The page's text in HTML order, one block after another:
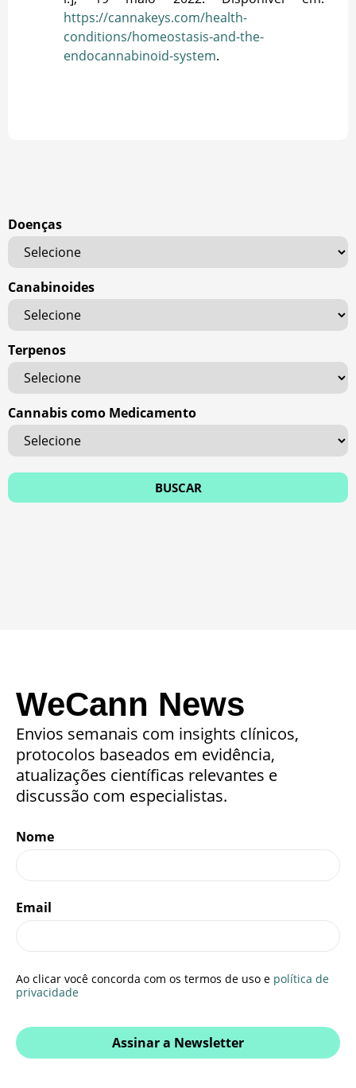
https://cannakeys.com/health-
conditions/homeostasis-and-the-
endocannabinoid-system.
Doenças
Canabinoides
Terpenos
Cannabis como Medicamento
WeCann News
Envios semanais com insights clínicos,
protocolos baseados em evidência,
atualizações científicas relevantes e
discussão com especialistas.
Nome
Email
Ao clicar você concorda com os termos de uso e política de
privacidade
Assinar a Newsletter